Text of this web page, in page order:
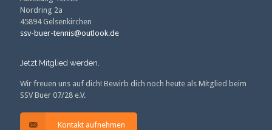
Nordring 2a
45894 Gelsenkirchen
ssv-buer-tennis@outlook.de
Jetzt Mitglied werden.
Wir freuen uns auf dich! Bewirb dich noch heute als Mitglied beim
SSV Buer 07/28 e.V.
Kontakt aufnehmen